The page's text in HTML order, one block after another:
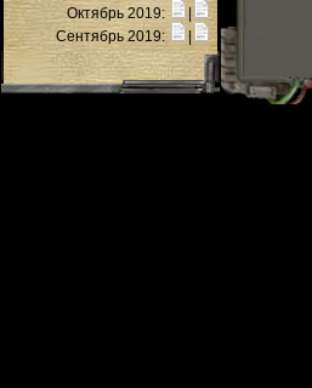
Октябрь 2019:
Сентябрь 2019: